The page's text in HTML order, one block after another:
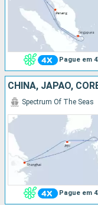
Pague em
CHINA, JAPÃO,
Pague em
Spectrum Of The Seas